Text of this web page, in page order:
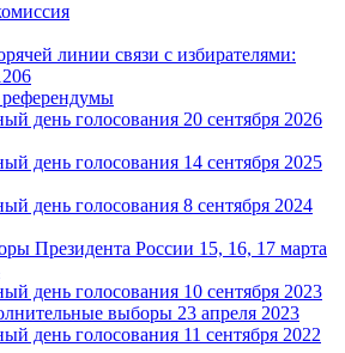
линии связи с избирателями:
день голосования 20 сентября 2026
день голосования 14 сентября 2025
день голосования 8 сентября 2024
Президента России 15, 16, 17 марта
день голосования 10 сентября 2023
выборы 23 апреля 2023
день голосования 11 сентября 2022